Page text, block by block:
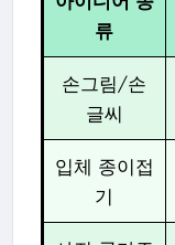
류
손그림/손
글씨
입체 종이접
기